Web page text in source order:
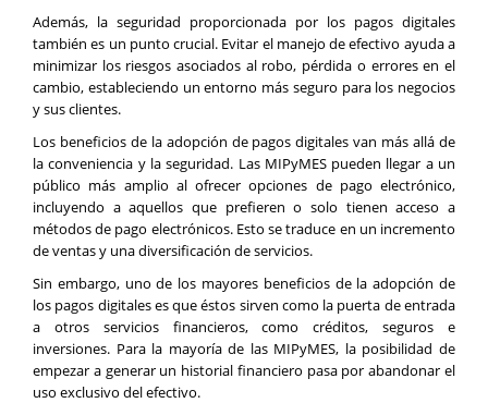
Además, la seguridad proporcionada por los pagos digitales
también es un punto crucial. Evitar el manejo de efectivo ayuda a
minimizar los riesgos asociados al robo, pérdida o errores en el
cambio, estableciendo un entorno más seguro para los negocios
y sus clientes.
Los beneficios de la adopción de pagos digitales van más allá de
la conveniencia y la seguridad. Las MIPyMES pueden llegar a un
público más amplio al ofrecer opciones de pago electrónico,
incluyendo a aquellos que prefieren o solo tienen acceso a
métodos de pago electrónicos. Esto se traduce en un incremento
de ventas y una diversificación de servicios.
Sin embargo, uno de los mayores beneficios de la adopción de
los pagos digitales es que éstos sirven como la puerta de entrada
a otros servicios financieros, como créditos, seguros e
inversiones. Para la mayoría de las MIPyMES, la posibilidad de
empezar a generar un historial financiero pasa por abandonar el
uso exclusivo del efectivo.